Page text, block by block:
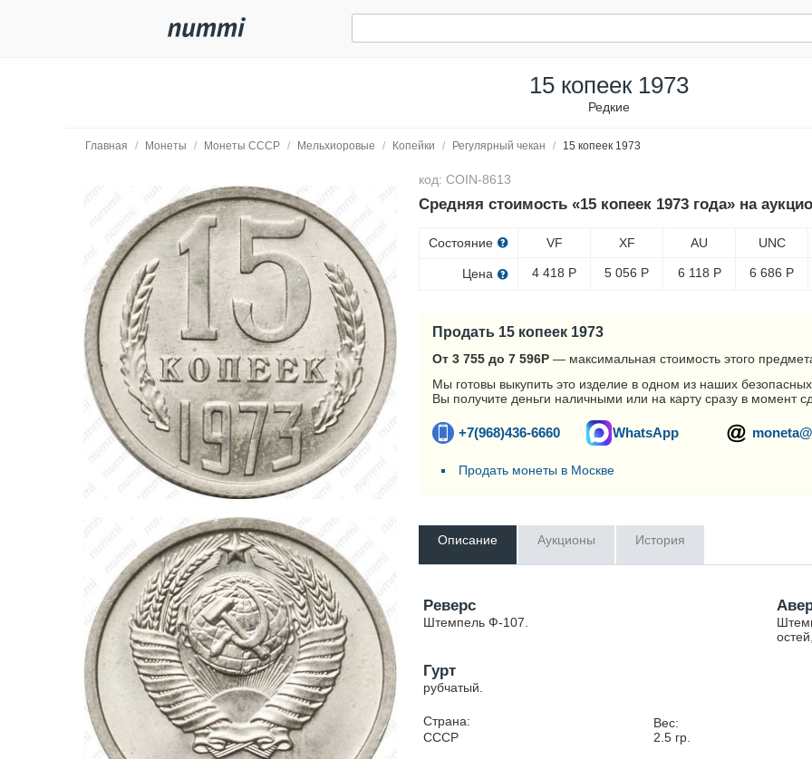
15 копеек 1973
Редкие
Главная / Монеты / Монеты СССР / Мельхиоровые / Копейки / Регулярный чекан / 15 копеек 1973
код: COIN-8613
Средняя стоимость «15 копеек 1973 года» на
Состояние
Цена
VF
4 418 Р
XF
5 056 Р
AU
6 118 Р
UNC
6 686 Р
Продать 15 копеек 1973
От 3 755 до 7 596Р — максимальная стоимость этого
Мы готовы выкупить это изделие в одном из наших
Вы получите деньги наличными или на карту сразу в момент
+7(968)436-6660 WhatsApp
Продать монеты в Москве
Описание Аукционы История
Реверс
Штемпель Ф-107.
Гурт
рубчатый.
Страна:
СССР
Вес:
2.5гр.